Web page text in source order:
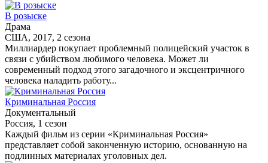
В розыске
Драма
США, 2017, 2 сезона
Миллиардер покупает проблемный полицейский участок в
связи с убийством любимого человека. Может ли
современный подход этого загадочного и эксцентричного
человека наладить работу...
Криминальная Россия
Документальный
Россия, 1 сезон
Каждый фильм из серии «Криминальная Россия»
представляет собой законченную историю, основанную на
подлинных материалах уголовных дел.